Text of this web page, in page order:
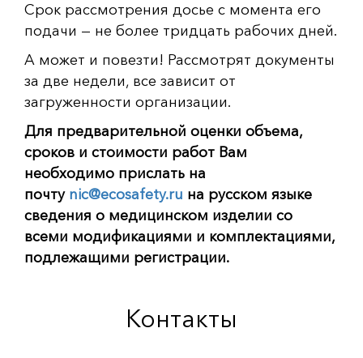
Срок рассмотрения досье с момента его
подачи — не более тридцать рабочих дней.
А может и повезти! Рассмотрят документы
за две недели, все зависит от
загруженности организации.
Для предварительной оценки объема,
сроков и стоимости работ Вам
необходимо прислать на
почту nic@ecosafety.ru на русском языке
сведения о медицинском изделии со
всеми модификациями и комплектациями,
подлежащими регистрации.
Контакты